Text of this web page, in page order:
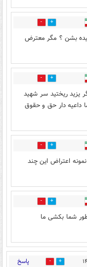
79
بشن ؟ مگر معترض
62
یزید ریختید سر شهید
داعیه دار حق و حقوق
28
اعتراض این چند
0
شما بکشی ما
25 پاسخ